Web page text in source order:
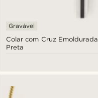
Colar com Cruz Emoldurada
Preta
Gravável